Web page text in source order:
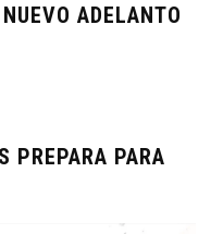
ADELANTO
PREPARA PARA